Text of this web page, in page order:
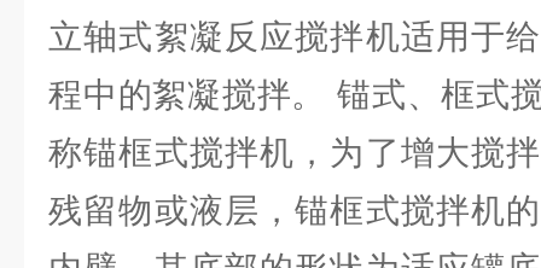
立轴式絮凝反应搅拌机适用于
程中的絮凝搅拌。 锚式、框式
称锚框式搅拌机，为了增大搅
残留物或液层，锚框式搅拌机